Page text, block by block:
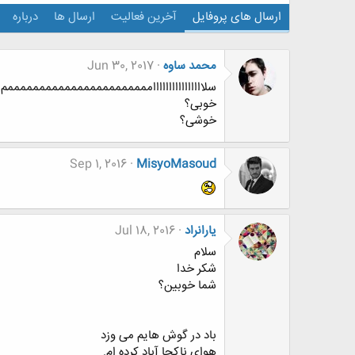
ارسال های پروفایل آخرین فعالیت ارسال ها درباره
محمد ساوه Jun 30, 2017
خوبی؟
خوشی؟
MisyoMasoud
Sep 1, 2016
یارانراد Jul 18, 2016
سلام
شکر خدا
شما خوبین؟
باد در گوش هایم می وزد